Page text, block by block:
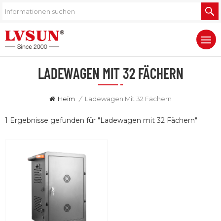
LADEWAGEN MIT 32 FÄCHERN
Heim / Ladewagen Mit 32 Fächern
1 Ergebnisse gefunden für "Ladewagen mit 32 Fächern"